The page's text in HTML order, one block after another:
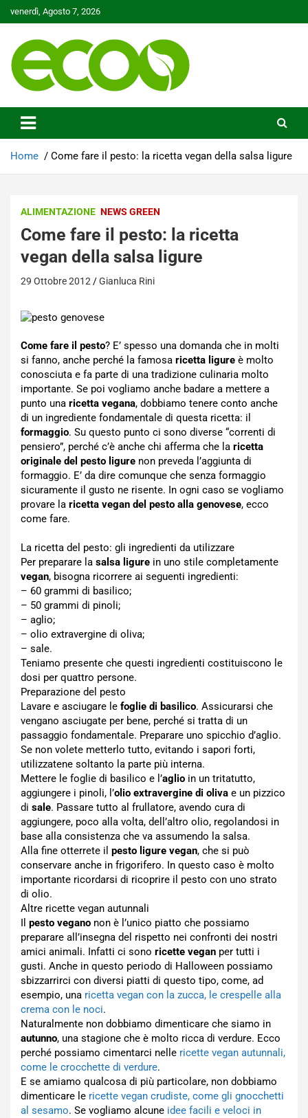
to
venerdì, Agosto 7, 2026
Ecoo.it
Home Come fare il pesto: la ricetta vegan della salsa ligure
ALIMENTAZIONE NEWS GREEN
Come fare il pesto: la ricetta
vegan della salsa ligure
29 Ottobre 2012 Gianluca Rini
Come fare il pesto? E’ spesso una domanda che in molti
si fanno, anche perché la famosa ricetta ligure è molto
conosciuta e fa parte di una tradizione culinaria molto
importante. Se poi vogliamo anche badare a mettere a
punto una ricetta vegana, dobbiamo tenere conto anche
di un ingrediente fondamentale di questa ricetta: il
formaggio. Su questo punto ci sono diverse “correnti di
pensiero”, perché c’è anche chi afferma che la ricetta
originale del pesto ligure non preveda l’aggiunta di
formaggio. E’ da dire comunque che senza formaggio
sicuramente il gusto ne risente. In ogni caso se vogliamo
provare la ricetta vegan del pesto alla genovese, ecco
come fare.
La ricetta del pesto: gli ingredienti da utilizzare
Per preparare la salsa ligure in uno stile completamente
vegan, bisogna ricorrere ai seguenti ingredienti:
– 60 grammi di basilico;
– 50 grammi di pinoli;
– aglio;
– olio extravergine di oliva;
– sale.
Teniamo presente che questi ingredienti costituiscono le
dosi per quattro persone.
Preparazione del pesto
Lavare e asciugare le foglie di basilico. Assicurarsi che
vengano asciugate per bene, perché si tratta di un
passaggio fondamentale. Preparare uno spicchio d’aglio.
Se non volete metterlo tutto, evitando i sapori forti,
utilizzatene soltanto la parte più interna.
Mettere le foglie di basilico e l’aglio in un tritatutto,
aggiungere i pinoli, l’olio extravergine di oliva e un pizzico
di sale. Passare tutto al frullatore, avendo cura di
aggiungere, poco alla volta, dell’altro olio, regolandosi in
base alla consistenza che va assumendo la salsa.
Alla fine otterrete il pesto ligure vegan, che si può
conservare anche in frigorifero. In questo caso è molto
importante ricordarsi di ricoprire il pesto con uno strato
di olio.
Altre ricette vegan autunnali
Il pesto vegano non è l’unico piatto che possiamo
preparare all’insegna del rispetto nei confronti dei nostri
amici animali. Infatti ci sono ricette vegan per tutti i
gusti. Anche in questo periodo di Halloween possiamo
sbizzarrirci con diversi piatti di questo tipo, come, ad
esempio, una ricetta vegan con la zucca, le crespelle alla
crema con le noci.
Naturalmente non dobbiamo dimenticare che siamo in
autunno, una stagione che è molto ricca di verdure. Ecco
perché possiamo cimentarci nelle ricette vegan autunnali,
come le crocchette di verdure.
E se amiamo qualcosa di più particolare, non dobbiamo
dimenticare le ricette vegan crudiste, come gli gnocchetti
al sesamo. Se vogliamo alcune idee facili e veloci in